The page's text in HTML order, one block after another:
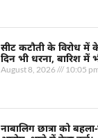
सीट कटौती के विरोध
दिन भी धरना, बारिश में
August 8, 2026 10:05
नाबालिग छात्रा को